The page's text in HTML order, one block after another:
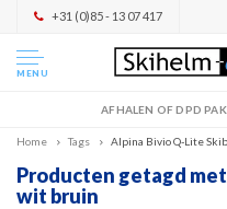
+31 (0)85 - 13 07 417
MENU
AFHALEN OF DPD
Home Tags Alpina Bivio Q-Lite
Producten getagd
wit bruin